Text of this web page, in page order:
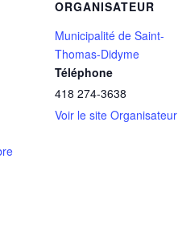
ORGANISATEUR
Municipalité de Saint-
Thomas-Didyme
Téléphone
418 274-3638
Voir le site Organisateur